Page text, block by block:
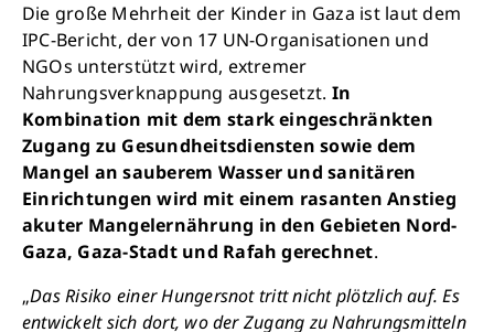
Die große Mehrheit der Kinder in Gaza ist laut dem
IPC-Bericht, der von 17 UN-Organisationen und
NGOs unterstützt wird, extremer
Nahrungsverknappung ausgesetzt. In
Kombination mit dem stark eingeschränkten
Zugang zu Gesundheitsdiensten sowie dem
Mangel an sauberem Wasser und sanitären
Einrichtungen wird mit einem rasanten Anstieg
akuter Mangelernährung in den Gebieten Nord-
Gaza, Gaza-Stadt und Rafah gerechnet.
„Das Risiko einer Hungersnot tritt nicht plötzlich auf. Es
entwickelt sich dort, wo der Zugang zu Nahrungsmitteln